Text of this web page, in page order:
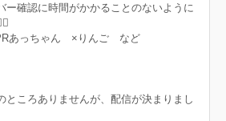
ー確認に時間がかかることのないように
あっちゃん ×りんご など
ところありませんが、配信が決まりまし